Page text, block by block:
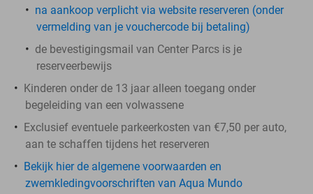
na aankoop verplicht via website reserveren (onder
vermelding van je vouchercode bij betaling)
de bevestigingsmail van Center Parcs is je
reserveerbewijs
Kinderen onder de 13 jaar alleen toegang onder
begeleiding van een volwassene
Exclusief eventuele parkeerkosten van €7,50 per auto,
aan te schaffen tijdens het reserveren
Bekijk hier de algemene voorwaarden en
zwemkledingvoorschriften van Aqua Mundo